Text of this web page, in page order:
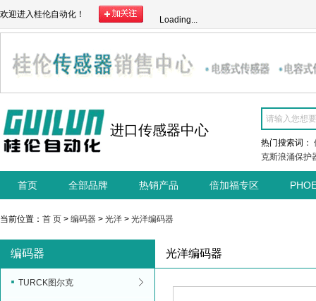
欢迎进入桂伦自动化！
Loading...
进口传感器中心
热门搜索词：
克斯浪涌保护
首页 全部品牌 热销产品 倍加福专区
当前位置： 首 页 > 编码器 > 光洋 > 光洋编码器
编码器
TURCK图尔克
光洋编码器